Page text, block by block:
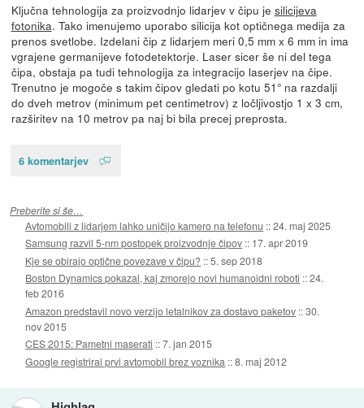
Ključna tehnologija za proizvodnjo lidarjev v čipu je silicijeva
fotonika. Tako imenujemo uporabo silicija kot optičnega medija za
prenos svetlobe. Izdelani čip z lidarjem meri 0,5 mm x 6 mm in ima
vgrajene germanijeve fotodetektorje. Laser sicer še ni del tega
čipa, obstaja pa tudi tehnologija za integracijo laserjev na čipe.
Trenutno je mogoče s takim čipov gledati po kotu 51° na razdalji
do dveh metrov (minimum pet centimetrov) z ločljivostjo 1 x 3 cm,
razširitev na 10 metrov pa naj bi bila precej preprosta.
6 komentarjev
Preberite si še…
Avtomobili z lidarjem lahko uničijo kamero na telefonu ::24. maj 2025
Samsung razvil 5-nm postopek proizvodnje čipov :: 17. apr 2019
Kje se obirajo optične povezave v čipu? ::5. sep 2018
Boston Dynamics pokazal, kaj zmorejo novi humanoidni roboti ::24.
feb 2016
Amazon predstavil novo verzijo letalnikov za dostavo paketov ::30.
nov 2015
CES 2015: Pametni maserati ::7. jan 2015
Google registriral prvi avtomobil brez voznika ::8. maj 2012